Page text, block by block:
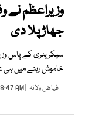
وزیراعظم نے
جھاڑ پلا دی
سیکریٹری کے پاس
خاموش رہنے میں ہی
فیاض ولانہ | MAY 30, 2014 08:47 AM |